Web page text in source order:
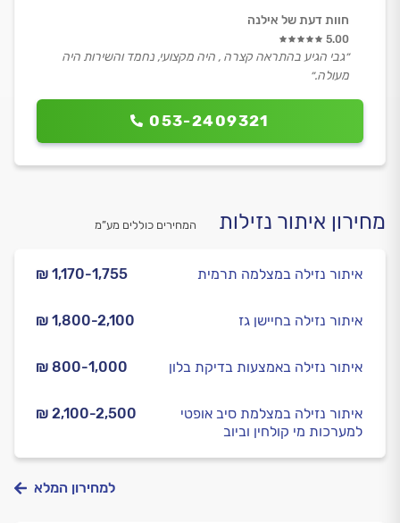
053-2409321
חוות דעת של אילנה
5.00
״גבי הגיע בהתראה קצרה , היה מקצועי, נחמד והשירות היה
מעולה.״
מחירון איתור נזילות המחירים כוללים מע”מ
₪ 1,170-1,755 איתור נזילה במצלמה תרמית
₪ 1,800-2,100 איתור נזילה בחיישן גז
₪ 800-1,000 איתור נזילה באמצעות בדיקת בלון
₪ 2,100-2,500
איתור נזילה במצלמת סיב אופטי
למערכות מי קולחין וביוב
למחירון המלא